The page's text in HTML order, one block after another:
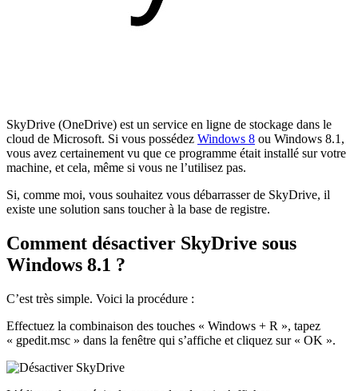
SkyDrive (OneDrive) est un service en ligne de stockage dans le
cloud de Microsoft. Si vous possédez Windows 8 ou Windows 8.1,
vous avez certainement vu que ce programme était installé sur votre
machine, et cela, même si vous ne l’utilisez pas.
Si, comme moi, vous souhaitez vous débarrasser de SkyDrive, il
existe une solution sans toucher à la base de registre.
Comment désactiver SkyDrive sous
Windows 8.1 ?
C’est très simple. Voici la procédure :
Effectuez la combinaison des touches « Windows + R », tapez
« gpedit.msc » dans la fenêtre qui s’affiche et cliquez sur « OK ».